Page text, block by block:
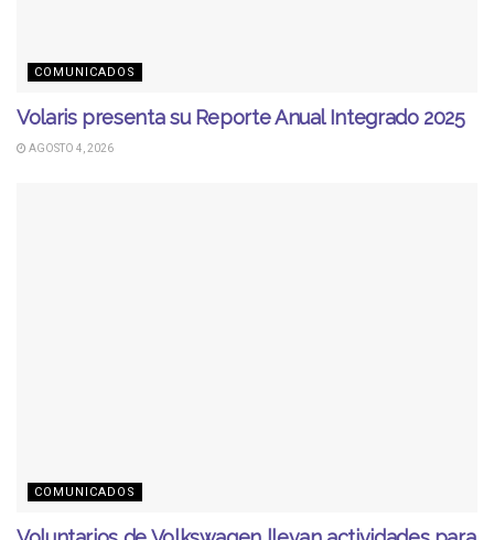
COMUNICADOS
Volaris presenta su Reporte Anual Integrado 2025
AGOSTO 4, 2026
COMUNICADOS